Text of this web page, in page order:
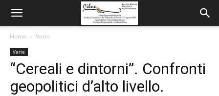
Home Varie
Varie
“Cereali e dintorni”. Confronti
geopolitici d’alto livello.